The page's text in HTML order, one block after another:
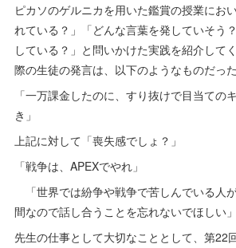
ピカソのゲルニカを用いた鑑賞の授業にお
れている？」「どんな言葉を発していそう
している？」と問いかけた実践を紹介して
際の生徒の発言は、以下のようなものだった
「一万課金したのに、すり抜けで目当ての
き」
上記に対して「喪失感でしょ？」
「戦争は、APEXでやれ」
「世界では紛争や戦争で苦しんでいる人
間なので話し合うことを忘れないでほしい」
先生の仕事として大切なこととして、第22